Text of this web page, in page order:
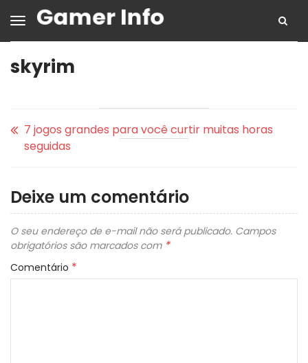
skyrim
7 jogos grandes para você curtir muitas horas
seguidas
Deixe um comentário
O seu endereço de e-mail não será publicado. Campos
obrigatórios são marcados com *
Comentário *